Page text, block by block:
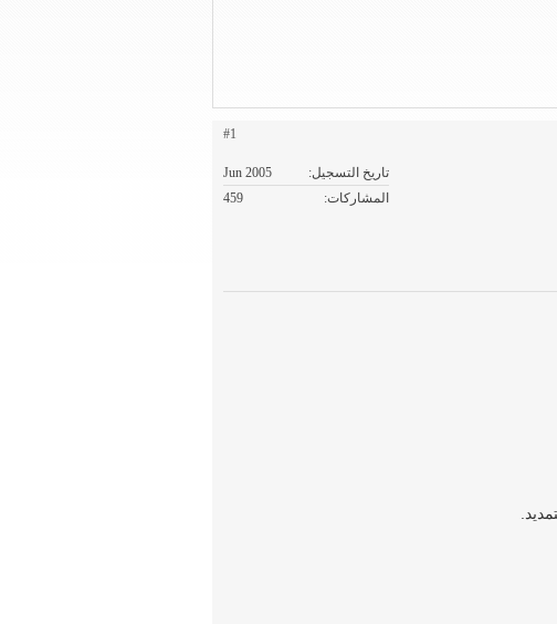
#1
تاريخ التسجيل
Jun 2005
المشاركات
459